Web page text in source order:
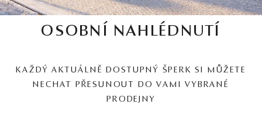
OSOBNÍ NAHLÉDNUTÍ
KAŽDÝ AKTUÁLNĚ DOSTUPNÝ ŠPERK SI MŮŽETE
NECHAT PŘESUNOUT DO VAMI VYBRANÉ
PRODEJNY